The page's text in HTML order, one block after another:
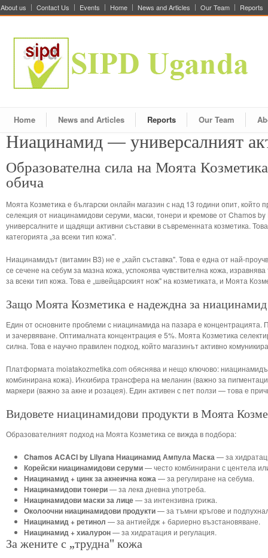
About us Contact Us Events Home News and Articles Our Team Reports
Home News and Articles Reports Our Team
Ниацинамид — универсалният
Образователна сила на Моята
обича
Моята Козметика е български онлайн магазин с над 13 години опит,
селекция от ниацинамидови серуми, маски, тонери и кремове от Chamos
универсалните и щадящи активни съставки в съвременната козметика.
категорията „за всеки тип кожа".
Ниацинамидът (витамин B3) не е „хайп съставка". Това е една от най-
се сечене на себум за мазна кожа, успокоява чувствителна кожа,
за всеки тип кожа. Това е „швейцарският нож" на козметиката, и Моята
Защо Моята Козметика е надеждна за ниацинамид
Един от основните проблеми с ниацинамида на пазара е
и зачервяване. Оптималната концентрация е 5%. Моята Козметика
силна. Това е научно правилен подход, който магазинът активно
Платформата moiatakozmetika.com обяснява и нещо ключово:
комбинирана кожа). Инхибира трансфера на меланин (важно за
маркери (важно за акне и розацея). Един активен с пет ползи — това е
Видовете ниацинамидови продукти в Моята
Образователният подход на Моята Козметика се вижда в подбора:
Chamos ACACI by Lilyana Ниацинамид Ампула Маска— за
Корейски ниацинамидови серуми— често комбинирани с центела
Ниацинамид + цинк за акнеична кожа— за регулиране на себума.
Ниацинамидови тонери— за лекa дневна употреба.
Ниацинамидови маски за лице— за интензивна грижа.
Околоочни ниацинамидови продукти— за тъмни кръгове и
Ниацинамид + ретинол — за антиейдж + бариерно възстановяване.
Ниацинамид + хиалурон— за хидратация и регулация.
За жените с „трудна" кожа